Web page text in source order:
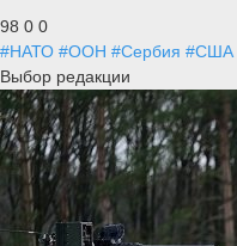
98 0 0
#НАТО #ООН #Сербия #США
Выбор редакции